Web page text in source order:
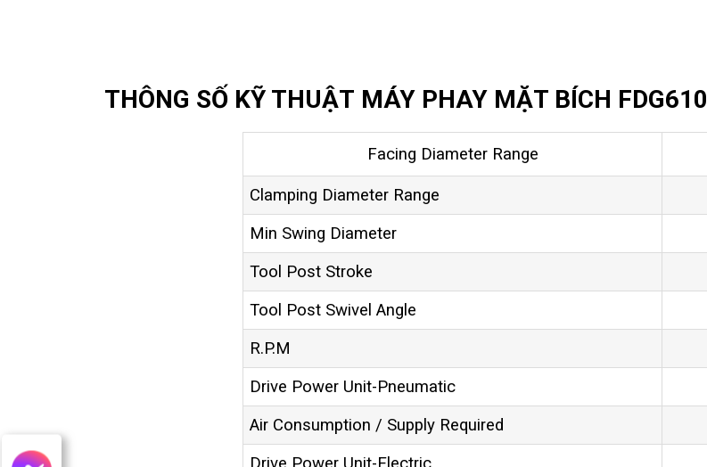
THÔNG SỐ KỸ THUẬT MÁY PHAY MẶT BÍCH FDG610
Facing Diameter Range
Clamping Diameter Range
Min Swing Diameter
Tool Post Stroke
Tool Post Swivel Angle
R.P.M
Drive Power Unit-Pneumatic
Air Consumption / Supply Required